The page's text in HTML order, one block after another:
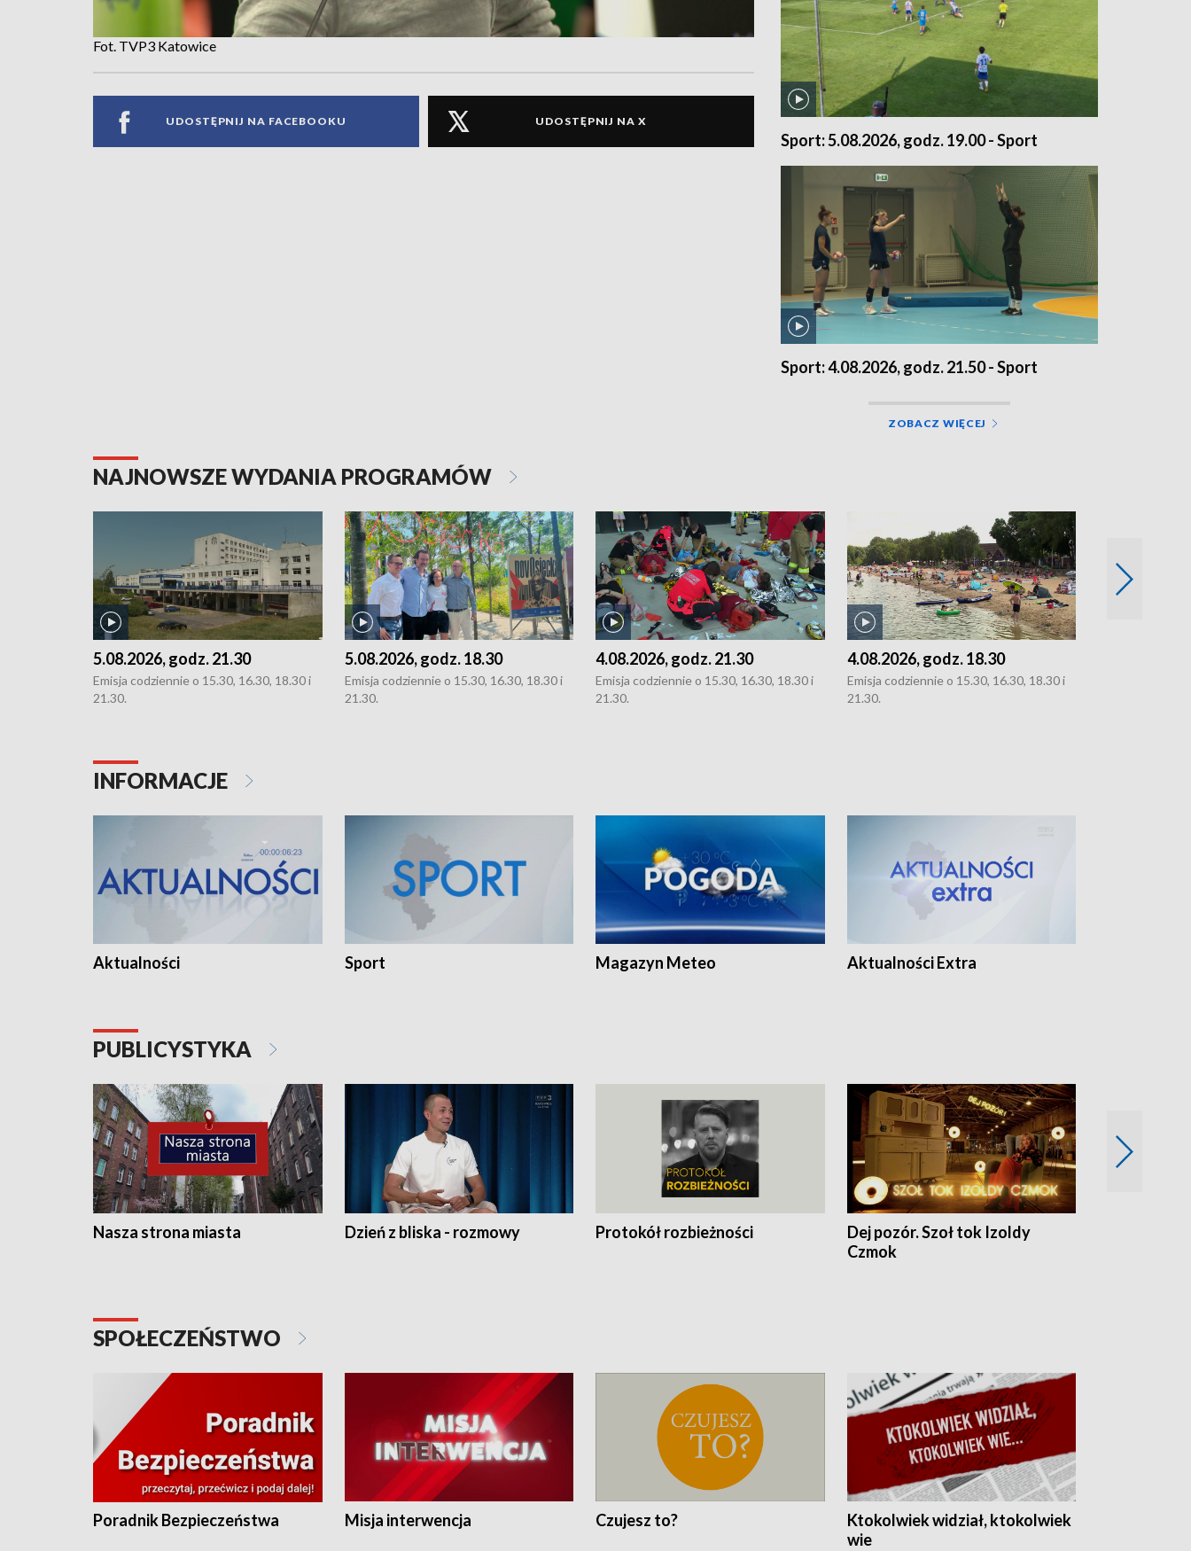
Fot. TVP3 Katowice
UDOSTĘPNIJ NA FACEBOOKU UDOSTĘPNIJ NA X
Sport: 5.08.2026, godz. 19.00 - Sport
Sport: 4.08.2026, godz. 21.50 - Sport
ZOBACZ WIĘCEJ
NAJNOWSZE WYDANIA PROGRAMÓW
5.08.2026, godz. 21.30
Emisja codziennie o 15.30, 16.30, 18.30 i
21.30.
5.08.2026, godz. 18.30
Emisja codziennie o 15.30, 16.30, 18.30 i
21.30.
4.08.2026, godz. 21.30
Emisja codziennie o 15.30, 16.30, 18.30 i
21.30.
4.08.2026, godz. 18.30
Emisja codziennie o 15.30, 16.30, 18.30 i
21.30.
INFORMACJE
Aktualności Sport Magazyn Meteo Aktualności Extra
PUBLICYSTYKA
Nasza strona miasta Dzień z bliska - rozmowy Protokół rozbieżności
Dej pozór. Szoł tok Izoldy
Czmok
SPOŁECZEŃSTWO
Poradnik Bezpieczeństwa Misja interwencja Czujesz to?
Ktokolwiek widział, ktokolwiek
wie